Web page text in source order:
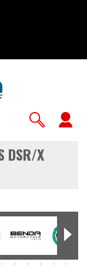
DSR/X